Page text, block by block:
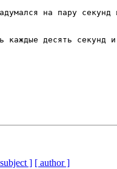
на пару секунд
каждые десять секунд и
] [ author ]